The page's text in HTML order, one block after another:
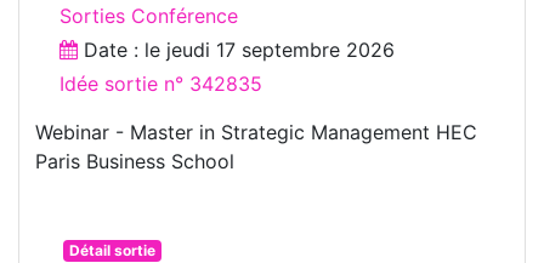
Sorties Conférence
Date : le jeudi 17 septembre 2026
Idée sortie n° 342835
Webinar - Master in Strategic Management HEC
Paris Business School
Détail sortie